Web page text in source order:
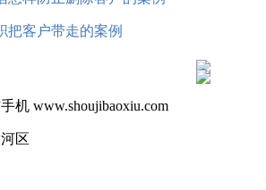
机 www.shoujibaoxiu.com
区